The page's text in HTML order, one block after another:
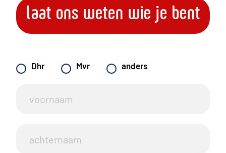
laat ons weten wie je bent
Dhr Mvr anders